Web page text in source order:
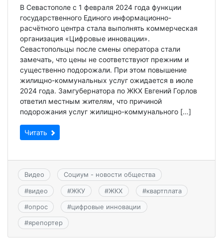
В Севастополе с 1 февраля 2024 года функции
государственного Единого информационно-
расчётного центра стала выполнять коммерческая
организация «Цифровые инновации».
Севастопольцы после смены оператора стали
замечать, что цены не соответствуют прежним и
существенно подорожали. При этом повышение
жилищно-коммунальных услуг ожидается в июле
2024 года. Замгубернатора по ЖКХ Евгений Горлов
ответил местным жителям, что причиной
подорожания услуг жилищно-коммунального […]
Читать
Видео Социум - новости общества
#видео #ЖКУ #ЖКХ #квартплата
#опрос #цифровые инновации
#ярепортер